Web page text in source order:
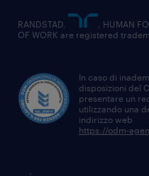
RANDSTAD,
, HUMAN
OF WORK are registered
In caso di
disposizioni del
presentare un
utilizzando una
indirizzo web
https://odm-